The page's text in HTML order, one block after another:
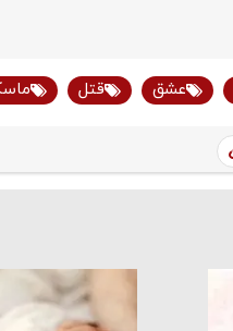
عشق قتل